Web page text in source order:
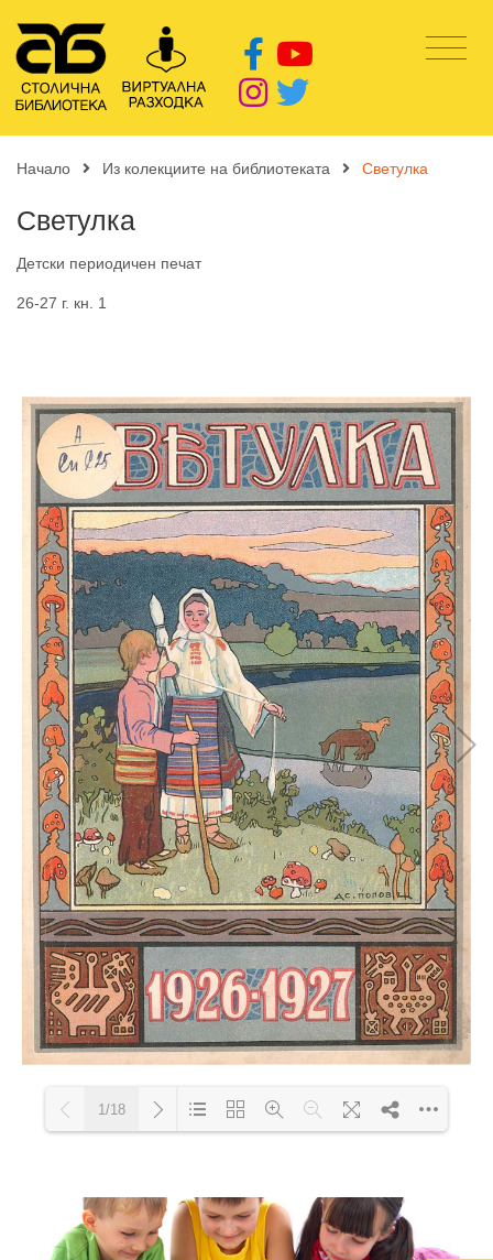
Начало Из колекциите на библиотеката Светулка
Светулка
Детски периодичен печат
26-27 г. кн. 1
1/18